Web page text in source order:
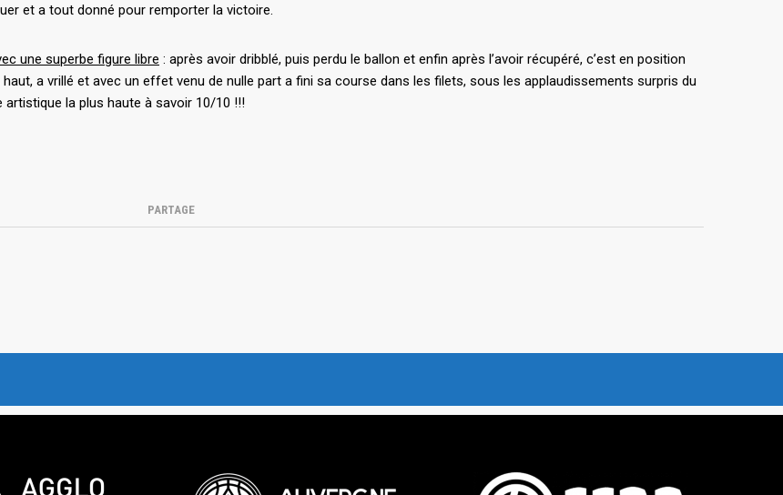
et a tout donné pour remporter la victoire.
une superbe figure libre : après avoir dribblé, puis perdu le ballon et enfin après l’avoir récupéré, c’est en position
a vrillé et avec un effet venu de nulle part a fini sa course dans les filets, sous les applaudissements surpris du
la plus haute à savoir 10/10 !!!
PARTAGE